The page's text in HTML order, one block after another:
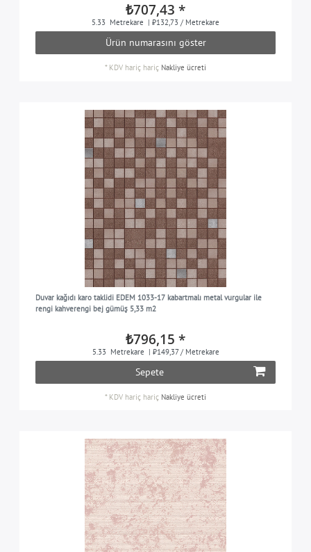
₺707,43 *
5.33 Metrekare | ₺132,73 / Metrekare
Ürün numarasını göster
* KDV hariç hariç Nakliye ücreti
Duvar kağıdı karo taklidi EDEM 1033-17 kabartmalı metal vurgular ile
rengi kahverengi bej gümüş 5,33 m2
₺796,15 *
5.33 Metrekare | ₺149,37 / Metrekare
Sepete
* KDV hariç hariç Nakliye ücreti